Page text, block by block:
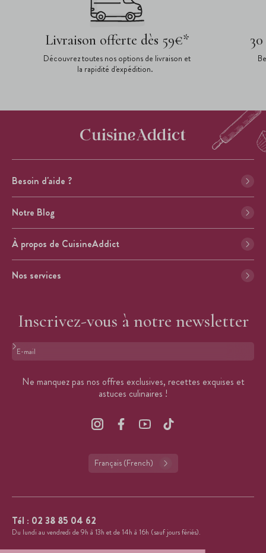
Livraison offerte dès 59€*
Découvrez toutes nos options de livraison et
la rapidité d'expédition.
Besoin d'aide ?
Notre Blog
À propos de CuisineAddict
Nos services
Inscrivez-vous à notre newsletter
Format : adresse@email.com
Ne manquez pas nos offres exclusives, recettes exquises et
astuces culinaires !
Français (French)
Tél : 02 38 85 04 62
Du lundi au vendredi de 9h à 13h et de 14h à 16h (sauf jours fériés).